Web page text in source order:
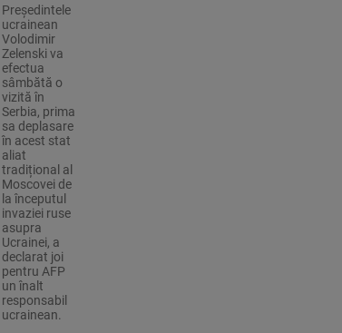
Președintele
ucrainean
Volodimir
Zelenski va
efectua
sâmbătă o
vizită în
Serbia, prima
sa deplasare
în acest stat
aliat
tradițional al
Moscovei de
la începutul
invaziei ruse
asupra
Ucrainei, a
declarat joi
pentru AFP
un înalt
responsabil
ucrainean.